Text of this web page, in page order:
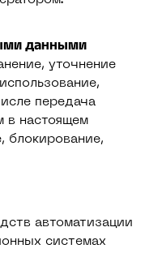
данными
уточнение
передача
в настоящем
блокирование,
автоматизации
системах